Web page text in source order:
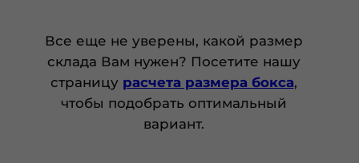
Все еще не уверены, какой размер
склада Вам нужен? Посетите нашу
страницу расчета размера бокса,
чтобы подобрать оптимальный
вариант.